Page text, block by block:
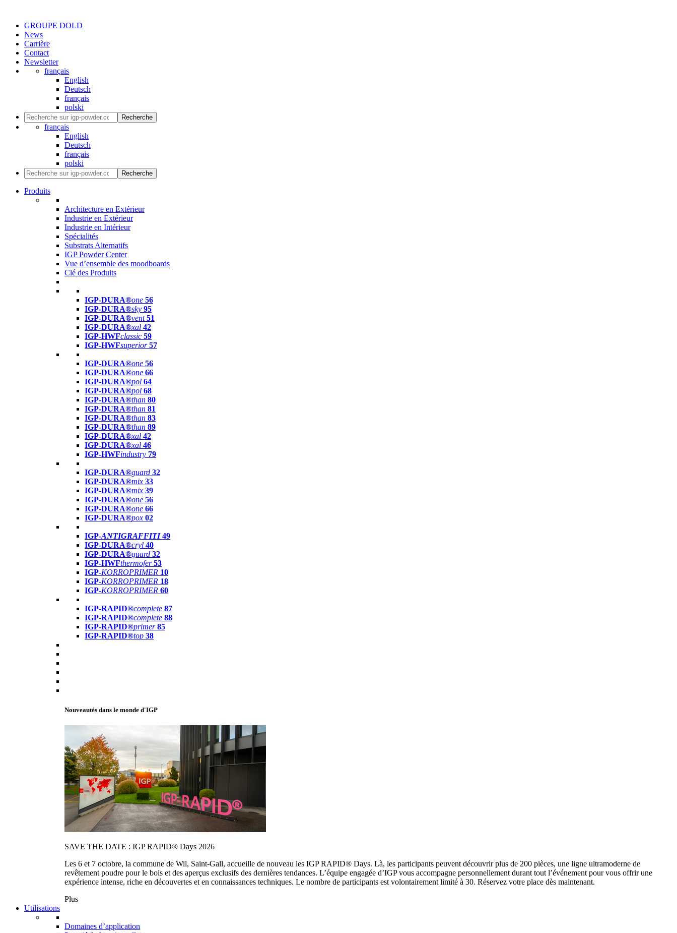
GROUPE DOLD
News
Carrière
Contact
Newsletter
français
English
Deutsch
français
polski
Recherche
français
English
Deutsch
français
polski
Recherche
Produits
Architecture en Extérieur
Industrie en Extérieur
Industrie en Intérieur
Spécialités
Substrats Alternatifs
IGP Powder Center
Vue d’ensemble des moodboards
Clé des Produits
IGP-DURA®one 56
IGP-DURA®sky 95
IGP-DURA®vent 51
IGP-DURA®xal 42
IGP-HWFclassic 59
IGP-HWFsuperior 57
IGP-DURA®one 56
IGP-DURA®one 66
IGP-DURA®pol 64
IGP-DURA®pol 68
IGP-DURA®than 80
IGP-DURA®than 81
IGP-DURA®than 83
IGP-DURA®than 89
IGP-DURA®xal 42
IGP-DURA®xal 46
IGP-HWFindustry 79
IGP-DURA®guard 32
IGP-DURA®mix 33
IGP-DURA®mix 39
IGP-DURA®one 56
IGP-DURA®one 66
IGP-DURA®pox 02
IGP-ANTIGRAFFITI49
IGP-DURA®cryl 40
IGP-DURA®guard 32
IGP-HWFthermofer 53
IGP-KORROPRIMER 10
IGP-KORROPRIMER 18
IGP-KORROPRIMER 60
IGP-RAPID®complete 87
IGP-RAPID®complete 88
IGP-RAPID®primer 85
IGP-RAPID®top 38
Nouveautés dans le monde d'IGP
SAVE THE DATE : IGP RAPID® Days 2026
Les 6 et 7 octobre, la commune de Wil, Saint-Gall, accueille de nouveau les IGP RAPID® Days. Là, les participants peuvent découvrir plus de 200 pièces, une ligne ultramoderne de
revêtement poudre pour le bois et des aperçus exclusifs des dernières tendances. L’équipe engagée d’IGP vous accompagne personnellement durant tout l’événement pour vous offrir une
expérience intense, riche en découvertes et en connaissances techniques. Le nombre de participants est volontairement limité à 30. Réservez votre place dès maintenant.
Plus
Utilisations
Domaines d’application